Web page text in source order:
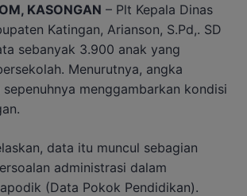
KASONGAN – Plt Kepala Dinas
Katingan, Arianson, S.Pd,. SD
sebanyak 3.900 anak yang
Menurutnya, angka
menggambarkan kondisi
data itu muncul sebagian
administrasi dalam
(Data Pokok Pendidikan).